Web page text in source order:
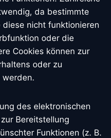
da bestimmte
nicht funktionieren
oder die
Cookies können zur
oder zu
werden.
des elektronischen
Bereitstellung
Funktionen (z. B.